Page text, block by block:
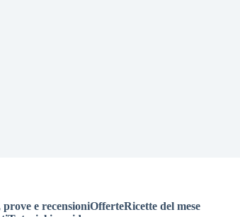
e recensioniOfferteRicette del mese